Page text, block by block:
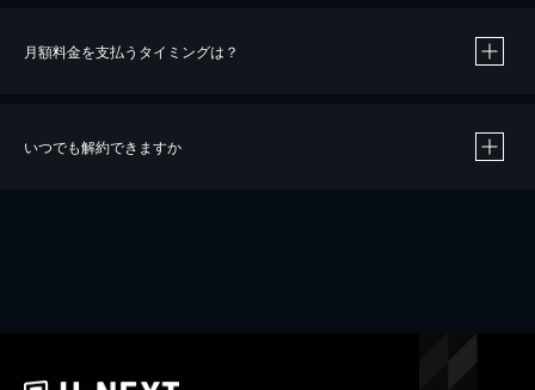
※40％ポイント還元の対象は、クレジットカード決済による作品の購入 / レンタルです。
iOSアプリのUコイン決済による作品の購入 / レンタルは、20％のポイント還元です。
月額料金を支払うタイミングは？
いつでも解約できますか